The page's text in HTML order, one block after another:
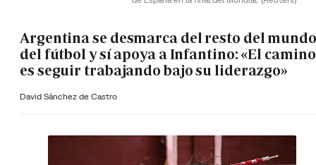
Argentina se desmarca del resto del mundo
del fútbol y sí apoya a Infantino: «El camino
es seguir trabajando bajo su liderazgo»
David Sánchez de Castro